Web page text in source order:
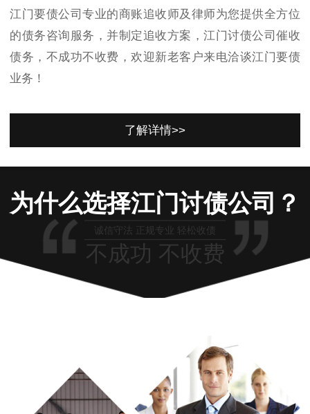
江门要债公司专业的商账追收师及律师为您提供全方位
的债务咨询服务，并制定追收方案，江门讨债公司催收
债务，不成功不收费，欢迎新老客户来电洽谈江门要债
业务！
了解详情>>
为什么选择江门讨债公司？
诚信守法 正规专业 轻松收债
不成功 不收费